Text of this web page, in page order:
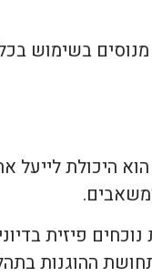
בשימוש
היכולת לייעל
פיזית
ההוגנות